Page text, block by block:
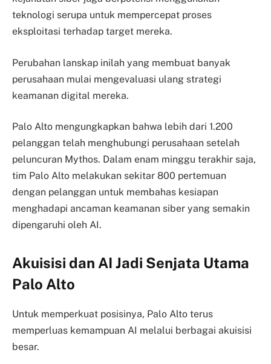
teknologi serupa untuk mempercepat proses
eksploitasi terhadap target mereka.
Perubahan lanskap inilah yang membuat banyak
perusahaan mulai mengevaluasi ulang strategi
keamanan digital mereka.
Palo Alto mengungkapkan bahwa lebih dari 1.200
pelanggan telah menghubungi perusahaan setelah
peluncuran Mythos. Dalam enam minggu terakhir saja,
tim Palo Alto melakukan sekitar 800 pertemuan
dengan pelanggan untuk membahas kesiapan
menghadapi ancaman keamanan siber yang semakin
dipengaruhi oleh AI.
Akuisisi dan AI Jadi Senjata Utama
Palo Alto
Untuk memperkuat posisinya, Palo Alto terus
memperluas kemampuan AI melalui berbagai akuisisi
besar.